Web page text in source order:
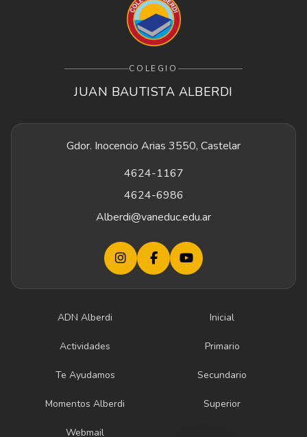
COLEGIO
JUAN BAUTISTA ALBERDI
Gdor. Inocencio Arias 3550, Castelar
4624-1167
4624-6986
Alberdi@vaneduc.edu.ar
ADN Alberdi Inicial
Actividades Primario
Te Ayudamos Secundario
Momentos Alberdi Superior
Webmail